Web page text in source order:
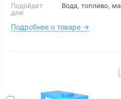
12 м3 16 м3
Подойдет
для:
Вода, топливо,
Подробнее о товаре →